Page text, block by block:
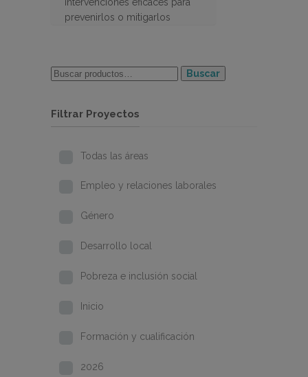
prevenirlos o mitigarlos
Buscar
Filtrar Proyectos
Todas las áreas
Empleo y relaciones laborales
Género
Desarrollo local
Pobreza e inclusión social
Inicio
Formación y cualificación
2026